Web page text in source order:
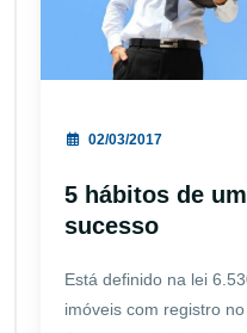
02/03/2017
5 hábitos de
sucesso
Está definido na lei
imóveis com registro